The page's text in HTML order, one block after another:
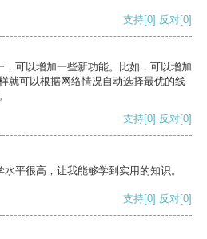
支持[0] 反对[0]
可以增加一些新功能。比如，可以增加
就可以根据网络情况自动选择最优的线
支持[0] 反对[0]
平很高，让我能够学到实用的知识。
支持[0] 反对[0]